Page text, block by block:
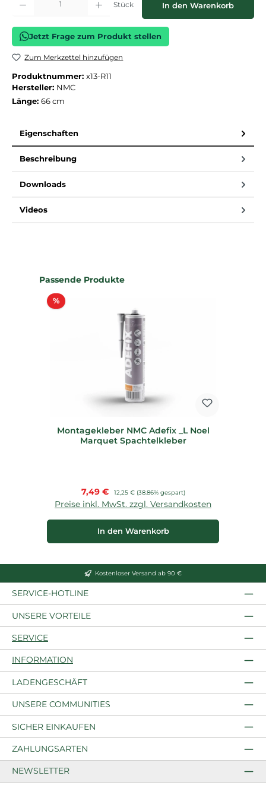
Stück In den Warenkorb
Jetzt Frage zum Produkt stellen
Zum Merkzettel hinzufügen
Produktnummer: x13-R11
Hersteller: NMC
Länge: 66 cm
Eigenschaften
Beschreibung
Downloads
Videos
Produktgalerie überspringen
Passende Produkte
%Rabatt
Montagekleber NMC Adefix _L Noel
Marquet Spachtelkleber
Verkaufspreis:
7,49 € Regulärer Preis:
12,25 € (38.86% gespart)
Preise inkl. MwSt. zzgl. Versandkosten
In den Warenkorb
Kostenloser Versand ab 90 €
SERVICE-HOTLINE
UNSERE VORTEILE
SERVICE
INFORMATION
LADENGESCHÄFT
UNSERE COMMUNITIES
SICHER EINKAUFEN
ZAHLUNGSARTEN
NEWSLETTER